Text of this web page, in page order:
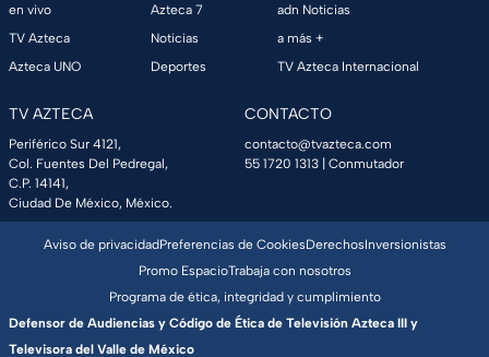
en vivo
TV Azteca
Azteca UNO
Azteca 7
Noticias
Deportes
adn Noticias
a más +
TV Azteca Internacional
TV AZTECA
Periférico Sur 4121,
Col. Fuentes Del Pedregal,
C.P. 14141,
Ciudad De México, México.
CONTACTO
contacto@tvazteca.com
55 1720 1313 | Conmutador
Aviso de privacidadPreferencias de CookiesDerechosInversionistas
Promo EspacioTrabaja con nosotros
Programa de ética, integridad y cumplimiento
Defensor de Audiencias y Código de Ética de Televisión Azteca III y
Televisora del Valle de México